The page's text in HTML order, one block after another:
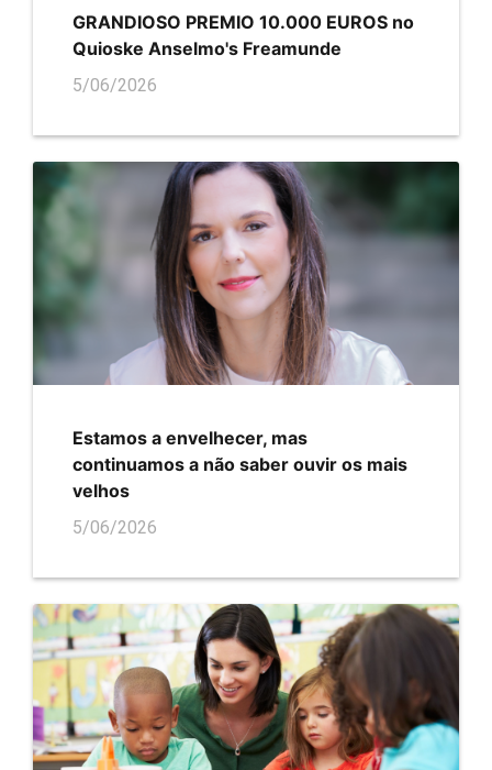
GRANDIOSO PREMIO 10.000 EUROS no
Quioske Anselmo's Freamunde
5/06/2026
Estamos a envelhecer, mas
continuamos a não saber ouvir os mais
velhos
5/06/2026